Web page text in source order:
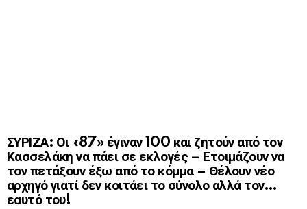
ΣΥΡΙΖΑ: Οι «87» έγιναν 100 και ζητούν από τον
Κασσελάκη να πάει σε εκλογές – Ετοιμάζουν να
τον πετάξουν έξω από το κόμμα – Θέλουν νέο
αρχηγό γιατί δεν κοιτάει το σύνολο αλλά τον…
εαυτό του!